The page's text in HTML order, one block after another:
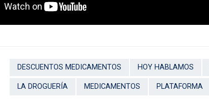
DESCUENTOS MEDICAMENTOS HOY HABLAMOS
LA DROGUERÍA MEDICAMENTOS PLATAFORMA